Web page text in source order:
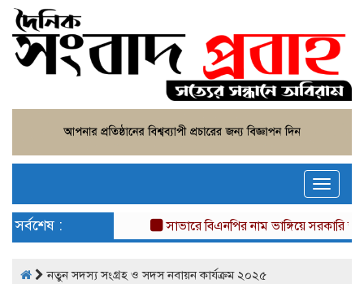
Toggle
সর্বশেষ : সাভারে বিএনপির নাম ভাঙ্গিয়ে সরকারি
নতুন সদস্য সংগ্রহ ও সদস নবায়ন কার্যক্রম ২০২৫